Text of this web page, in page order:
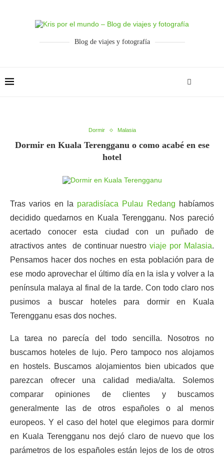
Blog de viajes y fotografía
Dormir Malasia
Dormir en Kuala Terengganu o como acabé en ese
hotel
Tras varios en la paradisíaca Pulau Redang habíamos
decidido quedarnos en Kuala Terengganu. Nos pareció
acertado conocer esta ciudad con un puñado de
atractivos antes de continuar nuestroviaje por Malasia.
Pensamos hacer dos noches en esta población para de
ese modo aprovechar el último día en la isla y volver a la
península malaya al final de la tarde. Con todo claro nos
pusimos a buscar hoteles para dormir en Kuala
Terengganu esas dos noches.
La tarea no parecía del todo sencilla. Nosotros no
buscamos hoteles de lujo. Pero tampoco nos alojamos
en hostels. Buscamos alojamientos bien ubicados que
parezcan ofrecer una calidad media/alta. Solemos
comparar opiniones de clientes y buscamos
generalmente las de otros españoles o al menos
europeos. Y el caso del hotel que elegimos para dormir
en Kuala Terengganu nos dejó claro de nuevo que los
parámetros de los españoles están lejos de los de otros